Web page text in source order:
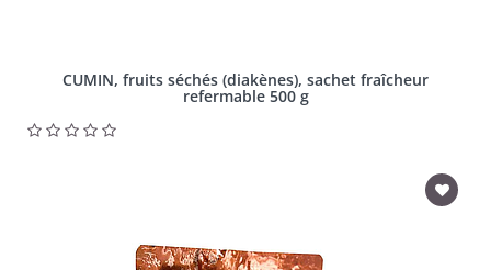
CUMIN, fruits séchés (diakènes), sachet fraîcheur
refermable 500 g